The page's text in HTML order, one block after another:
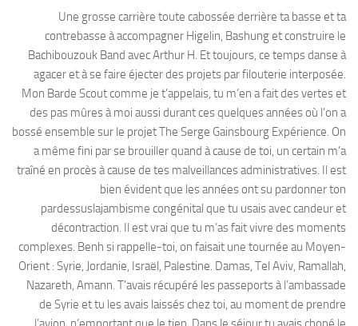
Une grosse carrière toute cabossée derrière ta basse et ta
contrebasse à accompagner Higelin, Bashung et construire le
Bachibouzouk Band avec Arthur H. Et toujours, ce temps danse à
agacer et à se faire éjecter des projets par filouterie interposée.
Mon Barde Scout comme je t’appelais, tu m’en a fait des vertes et
des pas mûres à moi aussi durant ces quelques années où l’on a
bossé ensemble sur le projet The Serge Gainsbourg Expérience. On
a même fini par se brouiller quand à cause de toi, un certain m’a
traîné en procès à cause de tes malveillances administratives. Il est
bien évident que les années ont su pardonner ton
pardessuslajambisme congénital que tu usais avec candeur et
décontraction. Il est vrai que tu m’as fait vivre des moments
complexes. Benh si rappelle-toi, on faisait une tournée au Moyen-
Orient : Syrie, Jordanie, Israël, Palestine. Damas, Tel Aviv, Ramallah,
Nazareth, Amann. T’avais récupéré les passeports à l’ambassade
de Syrie et tu les avais laissés chez toi, au moment de prendre